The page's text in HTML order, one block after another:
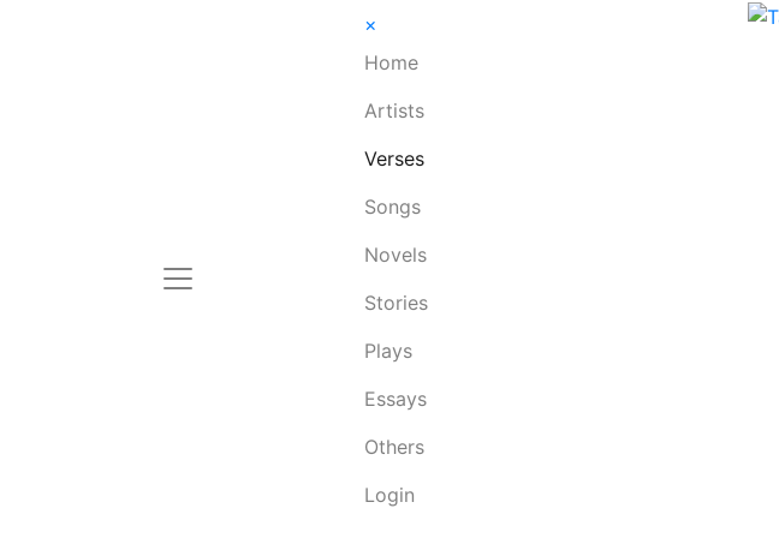
×
Home
Artists
Verses
Songs
Novels
Stories
Plays
Essays
Others
Login